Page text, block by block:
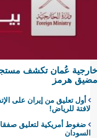
خارجية عُمان تكشف
مضيق هرمز
أول تعليق من إيران على
لافتة للرياض!
ضغوط أمريكية لتعليق
السودان